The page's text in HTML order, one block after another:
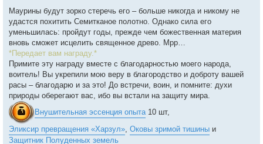
Маурины будут зорко стеречь его – больше никогда и никому не
удастся похитить Семитканое полотно. Однако сила его
уменьшилась: пройдут годы, прежде чем божественная материя
вновь сможет исцелить священное древо. Мрр…
*Передает вам награду.*
Примите эту награду вместе с благодарностью моего народа,
воитель! Вы укрепили мою веру в благородство и доброту вашей
расы – благодарю и за это! До встречи, воин, и помните: духи
природы оберегают вас, ибо вы встали на защиту мира.
Внушительная эссенция опыта 10 шт,
Эликсир превращения «Харзул» Оковы зримой тишины и
Защитник Полуденных земель